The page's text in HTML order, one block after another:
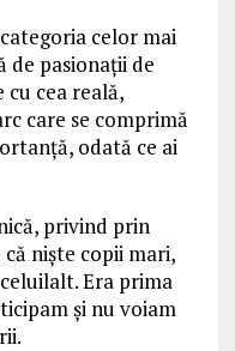
celor mai
de pasionaţii de
cea reală,
care se comprimă
odată ce ai
privind prin
nişte copii mari,
Era prima
şi nu voiam